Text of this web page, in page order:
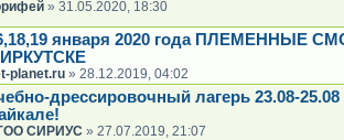
» 31.05.2020, 18:30
января 2020 года ПЛЕМЕННЫЕ
planet.ru» 28.12.2019, 04:02
дрессировочный лагерь 23.08-25.08
СИРИУС » 27.07.2019, 21:07